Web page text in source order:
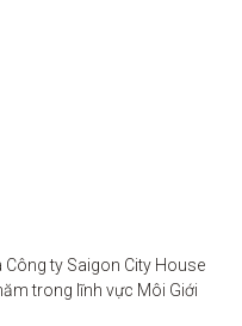
ty Saigon City House
trong lĩnh vực Môi Giới